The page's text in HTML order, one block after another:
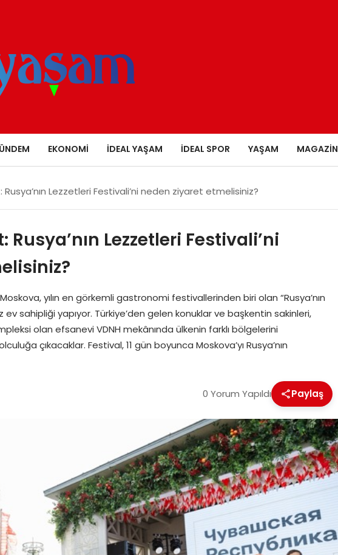
EKONOMI İDEAL YAŞAM İDEAL SPOR YAŞAM MAGAZIN
Lezzetleri Festivali’ni neden ziyaret etmelisiniz?
Lezzetleri Festivali’ni
yılın en görkemli gastronomi festivallerinden biri olan “Rusya’nın
sahipliği yapıyor. Türkiye’den gelen konuklar ve başkentin sakinleri,
olan efsanevi VDNH mekânında ülkenin farklı bölgelerini
çıkacaklar. Festival, 11 gün boyunca Moskova’yı Rusya’nın
0 Yorum Yapıldı Paylaş